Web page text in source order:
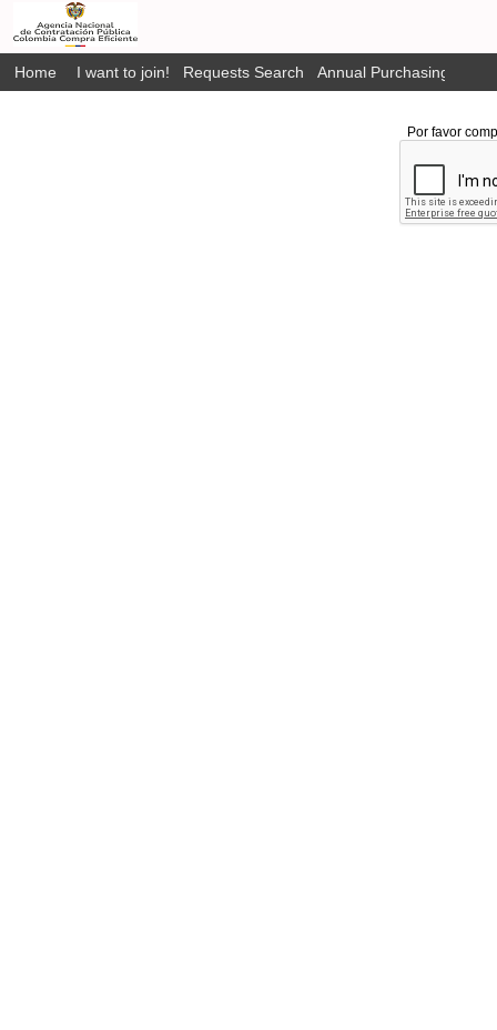
Home I want to join! Requests Search Annual Purchasing Plan
Por favor